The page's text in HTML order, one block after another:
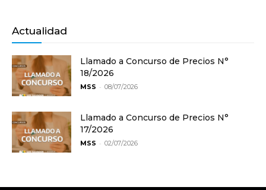
Actualidad
Llamado a Concurso de Precios N°
18/2026
MSS - 08/07/2026
Llamado a Concurso de Precios N°
17/2026
MSS - 02/07/2026